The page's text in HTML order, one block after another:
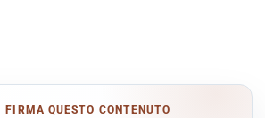
FIRMA QUESTO CONTENUTO